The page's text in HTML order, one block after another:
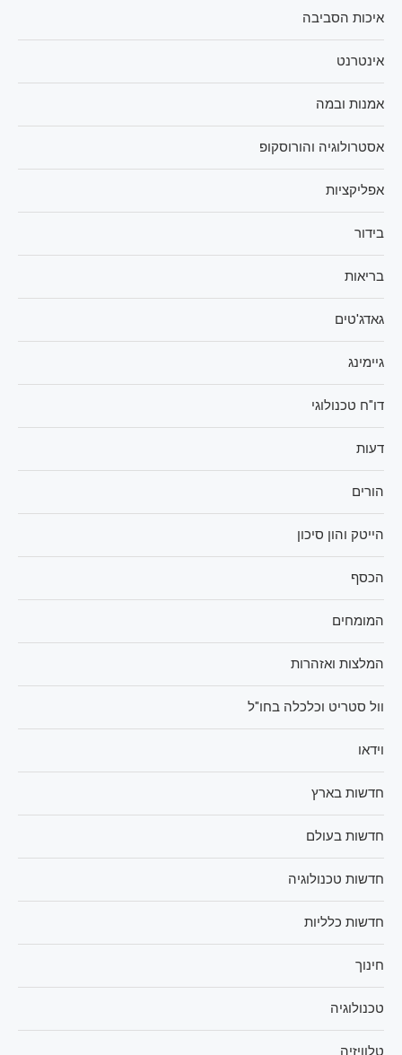
איכות הסביבה
אינטרנט
אמנות ובמה
אסטרולוגיה והורוסקופ
אפליקציות
בידור
בריאות
גאדג'טים
גיימינג
דו"ח טכנולוגי
דעות
הורים
הייטק והון סיכון
הכסף
המומחים
המלצות ואזהרות
וול סטריט וכלכלה בחו"ל
וידאו
חדשות בארץ
חדשות בעולם
חדשות טכנולוגיה
חדשות כלליות
חינוך
טכנולוגיה
טלוויזיה